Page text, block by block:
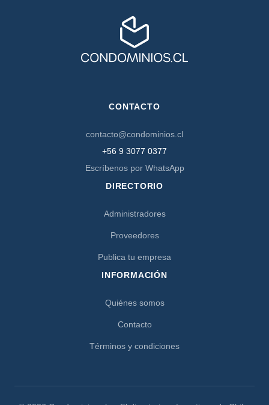
CONTACTO
contacto@condominios.cl
+56 9 3077 0377
Escríbenos por WhatsApp
DIRECTORIO
Administradores
Proveedores
Publica tu empresa
INFORMACIÓN
Quiénes somos
Contacto
Términos y condiciones